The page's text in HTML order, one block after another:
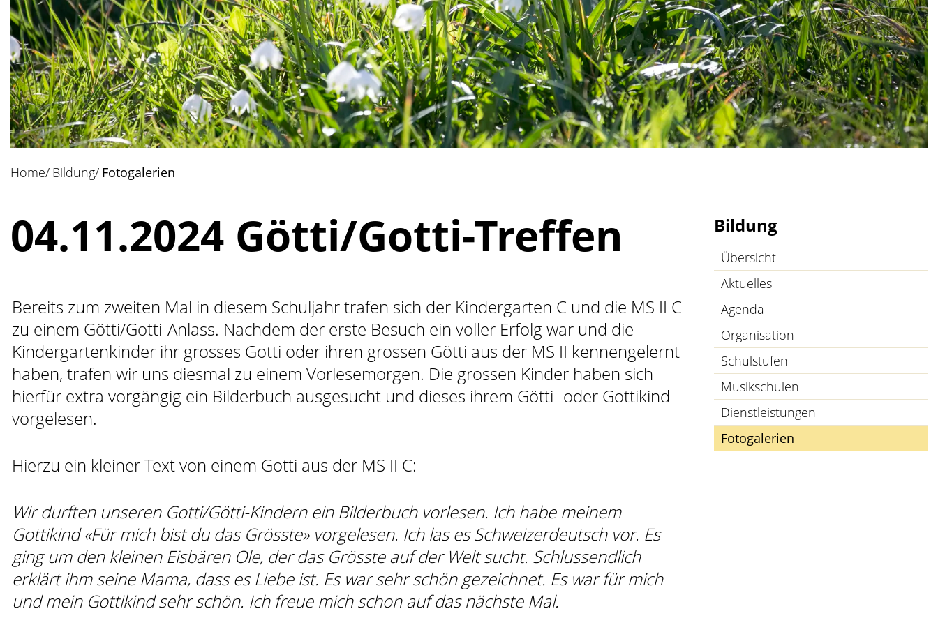
Home Bildung Fotogalerien
04.11.2024 Götti/Gotti-Treffen
Bereits zum zweiten Mal in diesem Schuljahr trafen sich der Kindergarten C und die MS II C
zu einem Götti/Gotti-Anlass. Nachdem der erste Besuch ein voller Erfolg war und die
Kindergartenkinder ihr grosses Gotti oder ihren grossen Götti aus der MS II kennengelernt
haben, trafen wir uns diesmal zu einem Vorlesemorgen. Die grossen Kinder haben sich
hierfür extra vorgängig ein Bilderbuch ausgesucht und dieses ihrem Götti- oder Gottikind
vorgelesen.
Hierzu ein kleiner Text von einem Gotti aus der MS II C:
Wir durften unseren Gotti/Götti-Kindern ein Bilderbuch vorlesen. Ich habe meinem
Gottikind «Für mich bist du das Grösste» vorgelesen. Ich las es Schweizerdeutsch vor. Es
ging um den kleinen Eisbären Ole, der das Grösste auf der Welt sucht. Schlussendlich
erklärt ihm seine Mama, dass es Liebe ist. Es war sehr schön gezeichnet. Es war für mich
und mein Gottikind sehr schön. Ich freue mich schon auf das nächste Mal.
Bildung
Übersicht
Aktuelles
Agenda
Organisation
Schulstufen
Musikschulen
Dienstleistungen
Fotogalerien